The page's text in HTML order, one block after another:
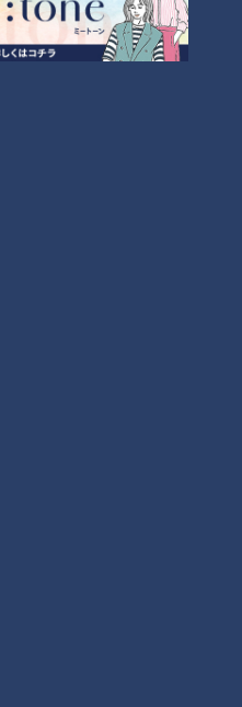
ン中に公務員の男性（46）
2026/08/08 19:12